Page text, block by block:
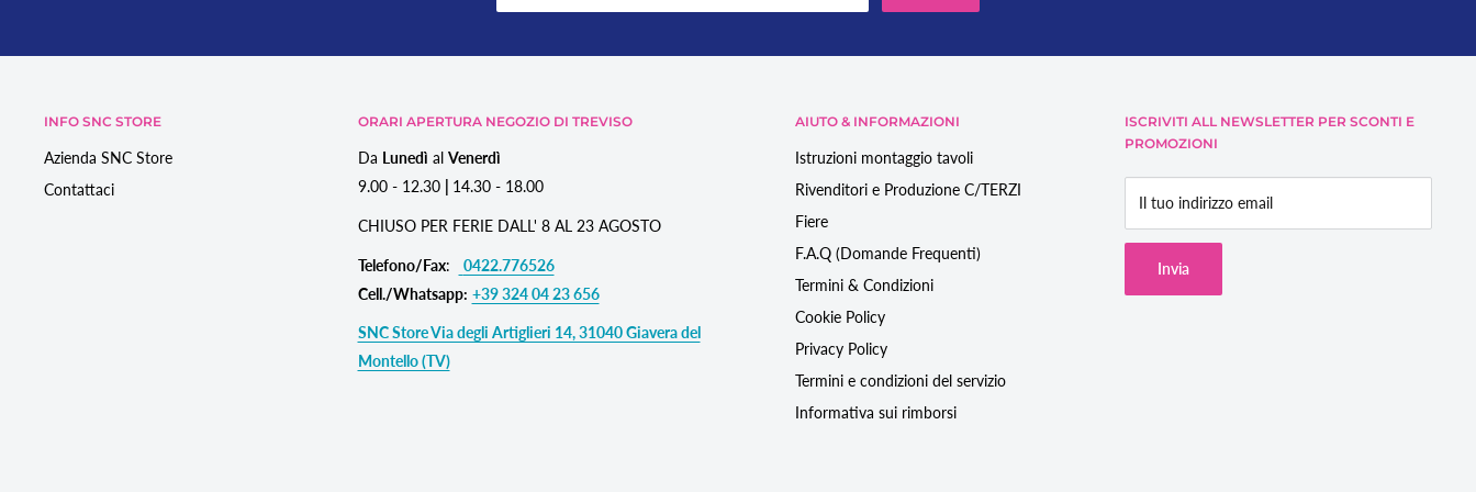
INFO SNC STORE
Azienda SNC Store
Contattaci
ORARI APERTURA NEGOZIO DI TREVISO
Da Lunedì al Venerdì
9.00 - 12.30
14.30 - 18.00
CHIUSO PER FERIE DALL' 8 AL 23 AGOSTO
Telefono/Fax:
0422.776526
Cell./Whatsapp: +39 324 04 23 656
SNC Store Via degli Artiglieri 14, 31040 Giavera del
Montello (TV)
AIUTO & INFORMAZIONI
Istruzioni montaggio tavoli
Rivenditori e Produzione C/TERZI
Fiere
F.A.Q (Domande Frequenti)
Termini & Condizioni
Cookie Policy
Privacy Policy
Termini e condizioni del servizio
Informativa sui rimborsi
ISCRIVITI ALL NEWSLETTER PER SCONTI E
PROMOZIONI
Il tuo indirizzo email
Invia